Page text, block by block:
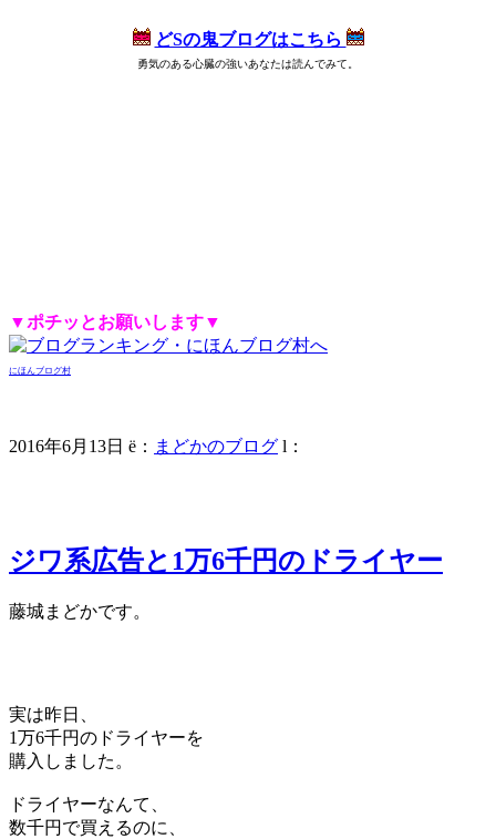
どSの鬼ブログはこちら
勇気のある心臓の強いあなたは読んでみて。
▼ポチッとお願いします▼
にほんブログ村
2016年6月13日 ë ： まどかのブログ l ：
ジワ系広告と1万6千円のドライヤー
藤城まどかです。
実は昨日、
1万6千円のドライヤーを
購入しました。
ドライヤーなんて、
数千円で買えるのに、